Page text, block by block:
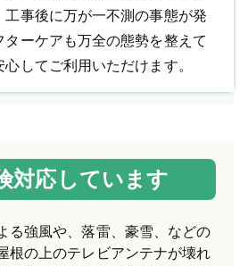
工事後に万が一不測の事態が発
ターケアも万全の態勢を整えて
してご利用いただけます。
対応しています
る強風や、落雷、豪雪、などの
根の上のテレビアンテナが壊れ